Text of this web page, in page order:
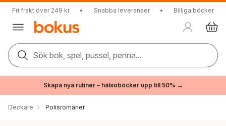
Fri frakt över 249 kr • Snabba leveranser • Billiga böcker
Sök bok, spel, pussel, penna...
Skapa nya rutiner – hälsoböcker upp till 50% →
Deckare Polisromaner